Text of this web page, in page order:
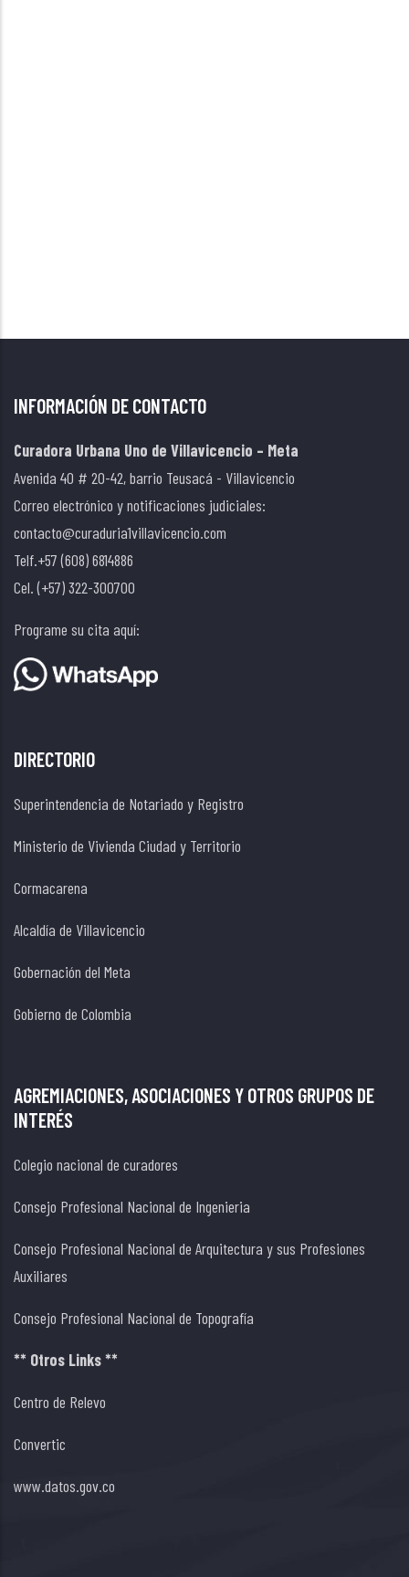
INFORMACIÓN DE CONTACTO
Curadora Urbana Uno de Villavicencio – Meta
Avenida 40 # 20-42, barrio Teusacá - Villavicencio
Correo electrónico y notificaciones judiciales:
contacto@curaduria1villavicencio.com
Telf.+57 (608) 6814886
Cel. (+57) 322-300700
Programe su cita aquí:
DIRECTORIO
Superintendencia de Notariado y Registro
Ministerio de Vivienda Ciudad y Territorio
Cormacarena
Alcaldía de Villavicencio
Gobernación del Meta
Gobierno de Colombia
AGREMIACIONES, ASOCIACIONES Y OTROS GRUPOS DE
INTERÉS
Colegio nacional de curadores
Consejo Profesional Nacional de Ingenieria
Consejo Profesional Nacional de Arquitectura y sus Profesiones
Auxiliares
Consejo Profesional Nacional de Topografía
** Otros Links **
Centro de Relevo
Convertic
www.datos.gov.co